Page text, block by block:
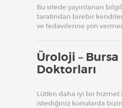
Bu sitede yayınlanan
tarafından birebir
ve tedavilerine yön
Üroloji –
Doktorları
Lütfen daha iyi bir
istediğiniz konularda